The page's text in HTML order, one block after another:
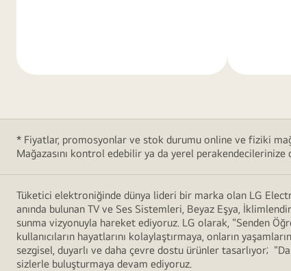
* Fiyatlar, promosyonlar ve stok durumu online ve fiziki
Mağazasını kontrol edebilir ya da yerel perakendecilerinize
Tüketici elektroniğinde dünya lideri bir marka olan LG
anında bulunan TV ve Ses Sistemleri, Beyaz Eşya,
sunma vizyonuyla hareket ediyoruz. LG olarak, "Senden
kullanıcıların hayatlarını kolaylaştırmaya, onların
sezgisel, duyarlı ve daha çevre dostu ürünler tasarlıyor;
sizlerle buluşturmaya devam ediyoruz.